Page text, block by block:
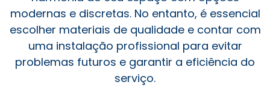
modernas e discretas. No entanto, é essencial
escolher materiais de qualidade e contar com
uma instalação profissional para evitar
problemas futuros e garantir a eficiência do
serviço.